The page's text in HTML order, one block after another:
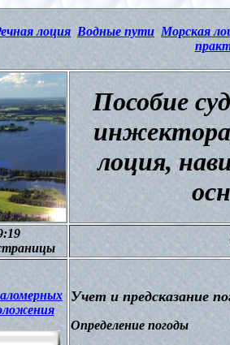
лоция Водные пути Морская
Пособие
лоция,
Учет и предсказание
Определение погоды